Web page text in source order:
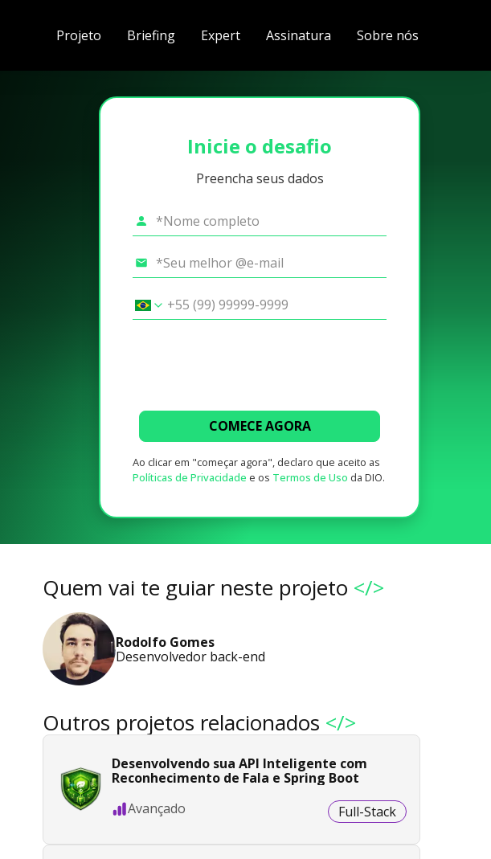
Projeto Briefing Expert Assinatura Sobre nós
Inicie o desafio
Preencha seus dados
COMECE AGORA
Ao clicar em "começar agora", declaro que aceito as
Políticas de Privacidade e os Termos de Uso da DIO.
Quem vai te guiar neste projeto </>
Rodolfo Gomes
Desenvolvedor back-end
Outros projetos relacionados </>
Desenvolvendo sua API Inteligente com
Reconhecimento de Fala e Spring Boot
Avançado
Full-Stack